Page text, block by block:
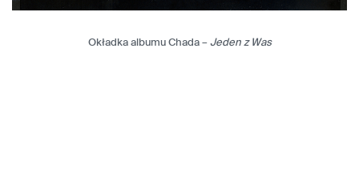
Okładka albumu Chada –Jeden z Was